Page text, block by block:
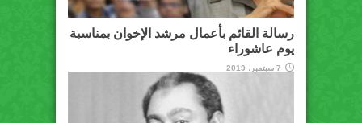
رسالة القائم بأعمال مرشد الإخوان بمناسبة
يوم عاشوراء
7 سبتمبر، 2019